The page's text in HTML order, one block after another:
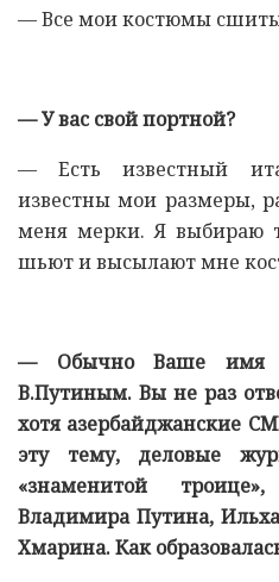
— Все мои костюмы сшиты
— У вас свой портной?
— Есть известный
известны мои размеры,
меня мерки. Я выбираю
шьют и высылают мне
— Обычно Ваше имя
В.Путиным. Вы не раз
хотя азербайджанские
эту тему, деловые
«знаменитой
Владимира Путина,
Хмарина. Как